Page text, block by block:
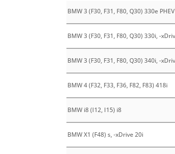
BMW 3 (F30, F31, F80, Q30) 330e PHEV
BMW 3 (F30, F31, F80, Q30) 330i, -
BMW 3 (F30, F31, F80, Q30) 340i, -
BMW 4 (F32, F33, F36, F82, F83) 418i
BMW i8 (I12, I15) i8
BMW X1 (F48) s, -xDrive 20i